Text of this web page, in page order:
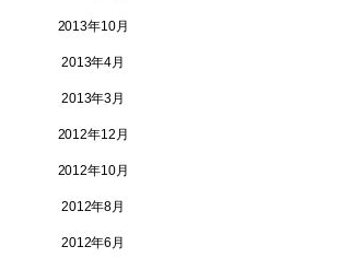
2013年10月
2013年4月
2013年3月
2012年12月
2012年10月
2012年8月
2012年6月